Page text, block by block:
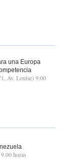
una Europa
Av. Louise) 9:00
horas